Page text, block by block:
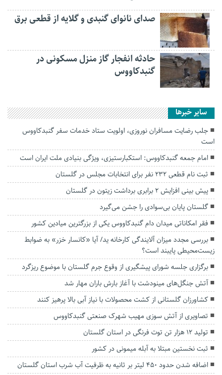
صدای نانوای گنبدی و گلایه از قطعی برق
حادثه انفجار گاز منزل مسکونی در
گنبدکاووس
سایر خبرها
جلب رضایت‌ مسافران نوروزی، اولویت ستاد خدمات سفر گنبدکاووس
است
امام جمعه گنبدکاووس: استکبارستیزی، ویژگی بنیادی ملت ایران است
ثبت نام قطعی ۲۳۲ نفر برای انتخابات مجلس در گلستان
پیش بینی افزایش ۲ برابری برداشت زیتون در گلستان
گلستان پایان بی‌سوادی را جشن می‌گیرد
فقر امکاناتی میدان دام گنبدکاووس یکی از بزرگترین میادین کشور
بررسی مجدد میزان آلایندگی کارخانه ید/ آیا «کانسار خزر» به ضوابط
زیست‌محیطی پایبند است؟
برگزاری جلسه شورای پیشگیری از وقوع جرم گلستان با موضوع ریزگرد‌
آتش جنگل‌های مینودشت با آغاز بارش باران مهار شد
کشاورزان گلستانی از کشت محصولات با نیاز آبی بالا پرهیز کنند
تصاویری از آتش سوزی مهیب شهرک صنعتی گنبدکاووس
تولید ۱۲ هزار تن توت فرنگی در استان گلستان
ثبت نخستين مبتلا به آبله میمونی در کشور
اضافه شدن حدود ۴۵۰ لیتر بر ثانیه به ظرفیت آب شرب استان گلستان